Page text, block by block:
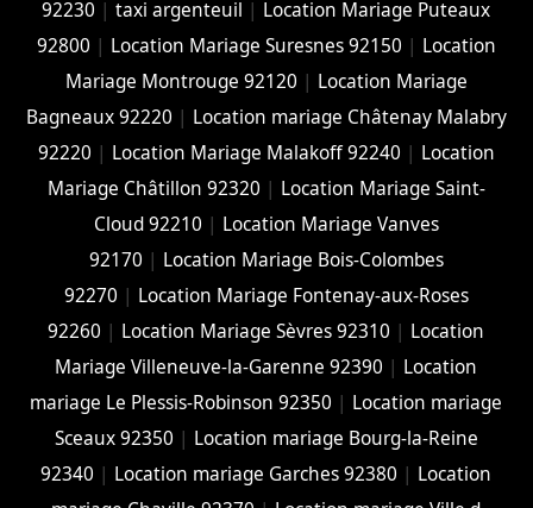
92230 |taxi argenteuil | Location Mariage Puteaux
92800 | Location Mariage Suresnes 92150 | Location
Mariage Montrouge 92120 | Location Mariage
Bagneaux 92220 | Location mariage Châtenay Malabry
92220 | Location Mariage Malakoff 92240 | Location
Mariage Châtillon 92320 | Location Mariage Saint-
Cloud 92210 | Location Mariage Vanves
92170 | Location Mariage Bois-Colombes
92270 | Location Mariage Fontenay-aux-Roses
92260 | Location Mariage Sèvres 92310 | Location
Mariage Villeneuve-la-Garenne 92390 | Location
mariage Le Plessis-Robinson 92350 | Location mariage
Sceaux 92350 | Location mariage Bourg-la-Reine
92340 | Location mariage Garches 92380 | Location